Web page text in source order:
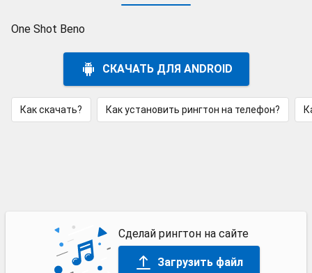
One Shot Beno
СКАЧАТЬ ДЛЯ ANDROID
Как скачать? Как установить рингтон на телефон?
Сделай рингтон на сайте
Загрузить файл